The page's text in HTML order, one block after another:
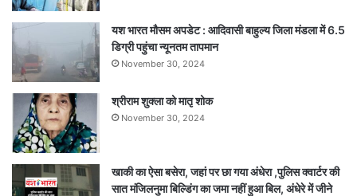
यश भारत मौसम अपडेट : आदिवासी बाहुल्य जिला मंडला में 6.5
डिग्री पहुंचा न्यूनतम तापमान
November 30, 2024
श्रीराम शुक्ला को मातृ शोक
November 30, 2024
खाकी का ऐसा बसेरा, जहां पर छा गया अंधेरा ,पुलिस क्वार्टर की
सात मंजिलनुमा बिल्डिंग का जमा नहीं हुआ बिल, अंधेरे में जीने